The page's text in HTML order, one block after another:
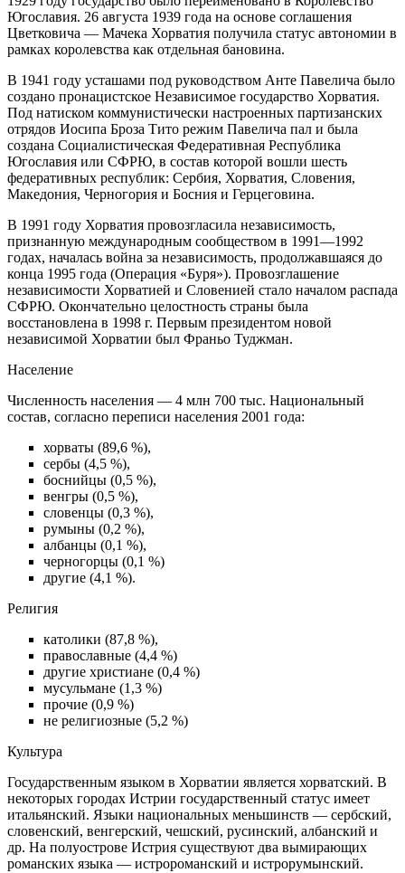
Югославия. 26 августа 1939 года на основе соглашения
Цветковича — Мачека Хорватия получила статус автономии в
рамках королевства как отдельная бановина.
В 1941 году усташами под руководством Анте Павелича было
создано пронацистское Независимое государство Хорватия.
Под натиском коммунистически настроенных партизанских
отрядов Иосипа Броза Тито режим Павелича пал и была
создана Социалистическая Федеративная Республика
Югославия или СФРЮ, в состав которой вошли шесть
федеративных республик: Сербия, Хорватия, Словения,
Македония, Черногория и Босния и Герцеговина.
В 1991 году Хорватия провозгласила независимость,
признанную международным сообществом в 1991—1992
годах, началась война за независимость, продолжавшаяся до
конца 1995 года (Операция «Буря»). Провозглашение
независимости Хорватией и Словенией стало началом распада
СФРЮ. Окончательно целостность страны была
восстановлена в 1998 г. Первым президентом новой
независимой Хорватии был Франьо Туджман.
Население
Численность населения — 4 млн 700 тыс. Национальный
состав, согласно переписи населения 2001 года:
хорваты (89,6 %),
сербы (4,5 %),
боснийцы (0,5 %),
венгры (0,5 %),
словенцы (0,3 %),
румыны (0,2 %),
албанцы (0,1 %),
черногорцы (0,1 %)
другие (4,1 %).
Религия
католики (87,8 %),
православные (4,4 %)
другие христиане (0,4 %)
мусульмане (1,3 %)
прочие (0,9 %)
не религиозные (5,2 %)
Культура
Государственным языком в Хорватии является хорватский. В
некоторых городах Истрии государственный статус имеет
итальянский. Языки национальных меньшинств — сербский,
словенский, венгерский, чешский, русинский, албанский и
др. На полуострове Истрия существуют два вымирающих
романских языка — истророманский и истрорумынский.